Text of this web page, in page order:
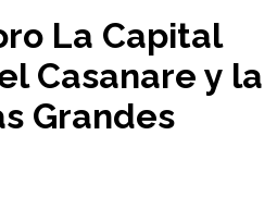
La Capital
Casanare y la
Grandes